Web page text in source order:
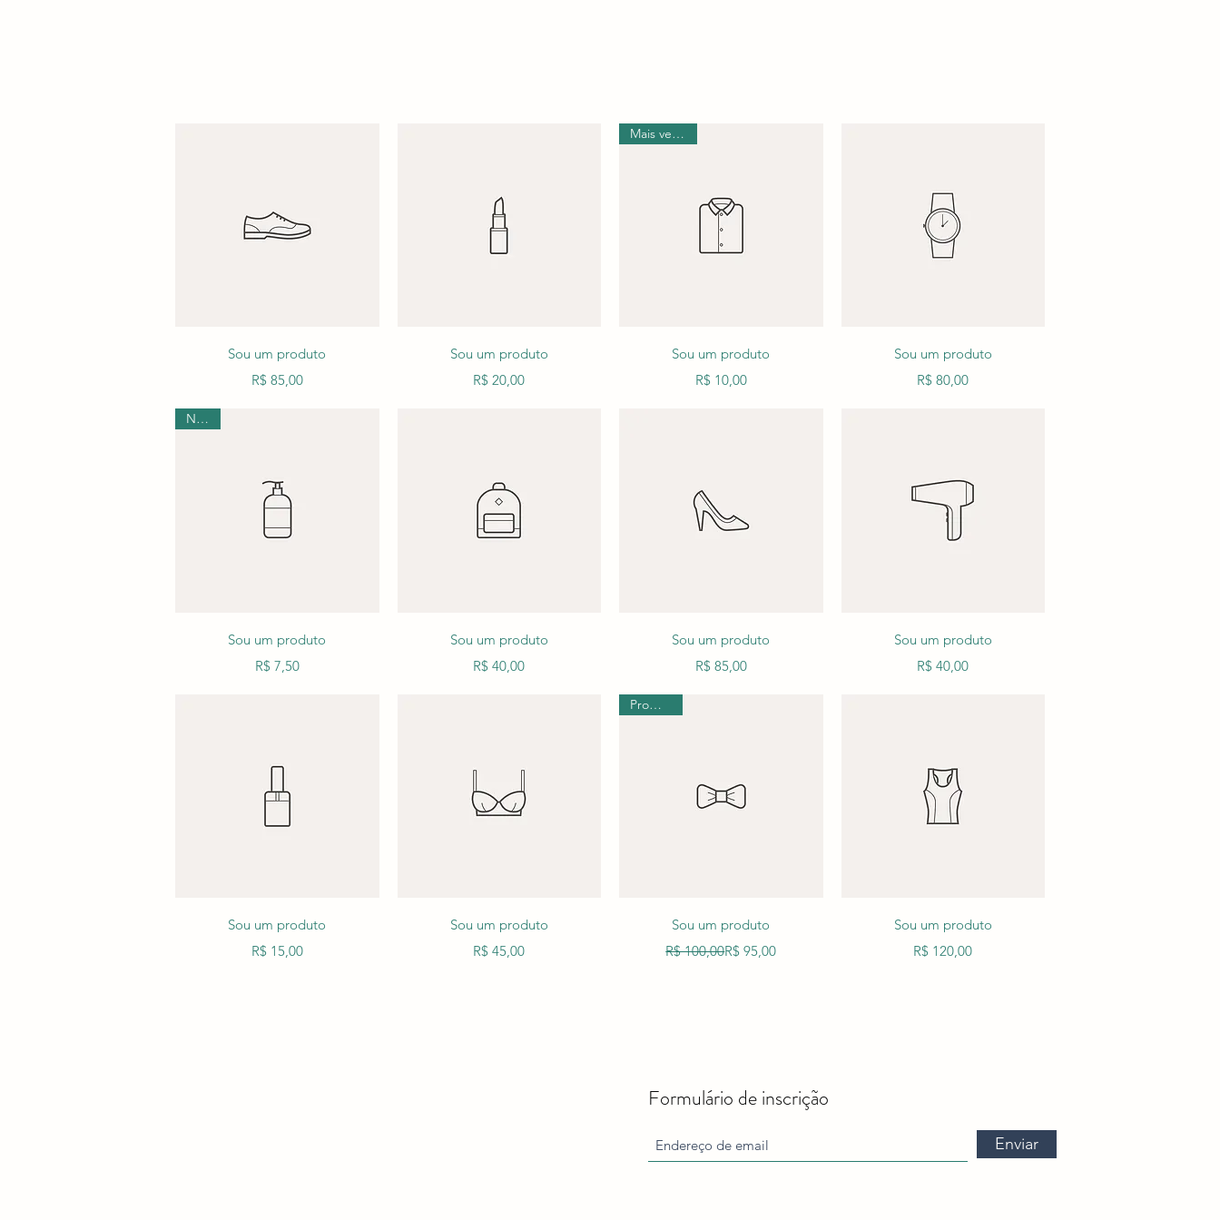
Visualização rápida
Sou um produto
Preço
R$ 85,00
Visualização rápida
Sou um produto
Preço
R$ 20,00
Visualização rápida
Mais vendido
Sou um produto
Preço
R$ 10,00
Visualização rápida
Sou um produto
Preço
R$ 80,00
Visualização rápida
Novo!
Sou um produto
Preço
R$ 7,50
Visualização rápida
Sou um produto
Preço
R$ 40,00
Visualização rápida
Sou um produto
Preço
R$ 85,00
Visualização rápida
Sou um produto
Preço
R$ 40,00
Visualização rápida
Sou um produto
Preço
R$ 15,00
Visualização rápida
Sou um produto
Preço
R$ 45,00
Visualização rápida
Promoção
Sou um produto
Preço normal
R$ 100,00Preço promocional
R$ 95,00
Visualização rápida
Sou um produto
Preço
R$ 120,00
Formulário de inscrição
Enviar